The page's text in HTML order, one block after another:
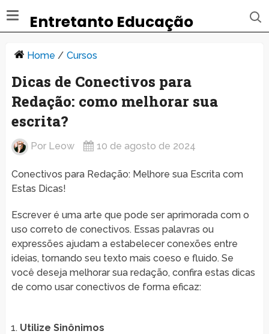
Entretanto Educação
Home / Cursos
Dicas de Conectivos para
Redação: como melhorar sua
escrita?
Por Leow 10 de agosto de 2024
Conectivos para Redação: Melhore sua Escrita com
Estas Dicas!
Escrever é uma arte que pode ser aprimorada com o
uso correto de conectivos. Essas palavras ou
expressões ajudam a estabelecer conexões entre
ideias, tornando seu texto mais coeso e fluido. Se
você deseja melhorar sua redação, confira estas dicas
de como usar conectivos de forma eficaz:
Utilize Sinônimos